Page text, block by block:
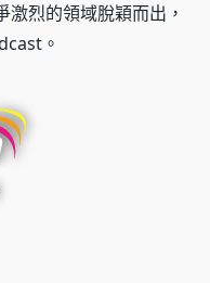
烈的領域脫穎而出，
。